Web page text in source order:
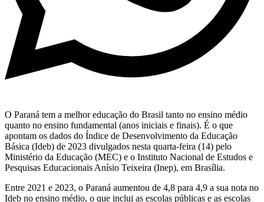
O Paraná tem a melhor educação do Brasil tanto no ensino médio
quanto no ensino fundamental (anos iniciais e finais). É o que
apontam os dados do Índice de Desenvolvimento da Educação
Básica (Ideb) de 2023 divulgados nesta quarta-feira (14) pelo
Ministério da Educação (MEC) e o Instituto Nacional de Estudos e
Pesquisas Educacionais Anísio Teixeira (Inep), em Brasília.
Entre 2021 e 2023, o Paraná aumentou de 4,8 para 4,9 a sua nota no
Ideb no ensino médio, o que inclui as escolas públicas e as escolas